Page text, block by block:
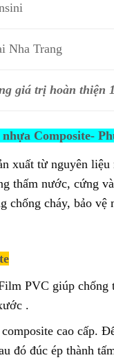
Nha Trang
giá trị hoàn thiện
Composite-
xuất từ nguyên
thấm nước, cứng
chống cháy, bảo
PVC giúp chống
.
cao cấp.
đó đúc ép thành